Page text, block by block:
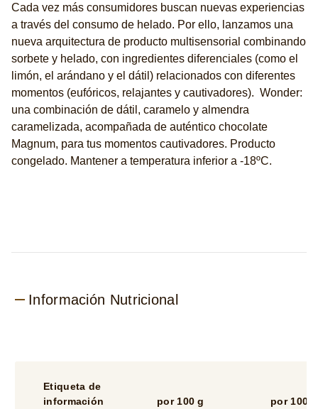
calificaciones
para
este
product
Cada vez más consumidores buscan nuevas experiencias
a través del consumo de helado. Por ello, lanzamos una
nueva arquitectura de producto multisensorial combinando
sorbete y helado, con ingredientes diferenciales (como el
limón, el arándano y el dátil) relacionados con diferentes
momentos (eufóricos, relajantes y cautivadores). ​ ​Wonder:
una combinación de dátil, caramelo y almendra
caramelizada, acompañada de auténtico chocolate
Magnum, para tus momentos cautivadores.​ Producto
congelado.​ Mantener a temperatura inferior a -18ºC. ​
Información Nutricional
Etiqueta de
información
por 100 g por 100